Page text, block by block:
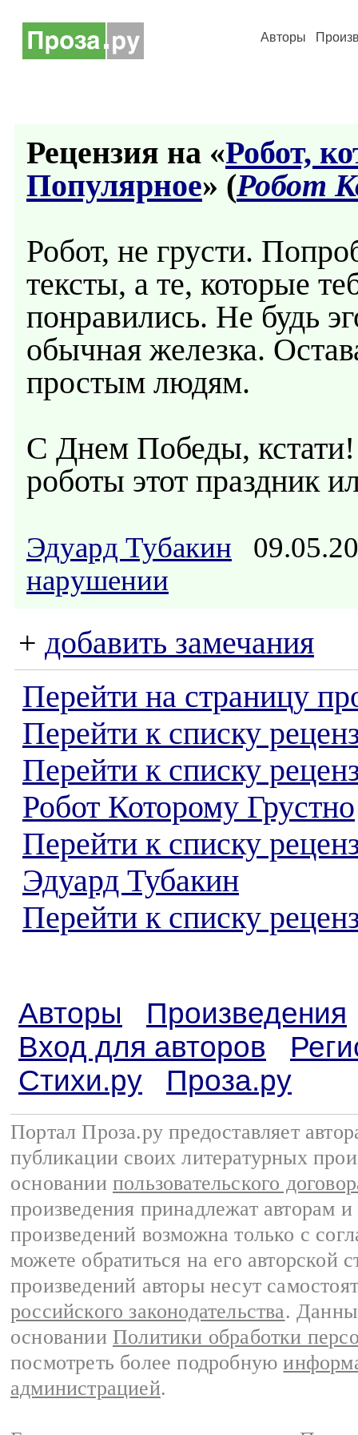
Авторы
Рецензия на «Робот,
Популярное» (Робот
Робот, не грусти.
тексты, а те, которые
понравились. Не будь
обычная железка.
простым людям.
С Днем Победы,
роботы этот праздник
Эдуард Тубакин
нарушении
+ добавить замечания
Перейти на страницу
Перейти к списку
Перейти к списку
Робот Которому Грустно
Перейти к списку
Эдуард Тубакин
Перейти к списку
Авторы
Произведения
Вход для авторов
Стихи.ру
Проза.ру
Портал Проза.ру предоставляет
публикации своих литературных
основании пользовательского
произведения принадлежат авторам
произведений возможна только с
можете обратиться на его авторской
произведений авторы несут
российского законодательства.
основании Политики обработки
посмотреть более подробную
администрацией.